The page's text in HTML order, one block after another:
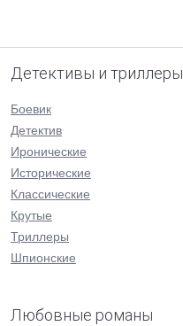
Детективы и триллеры
Боевик
Детектив
Иронические
Исторические
Классические
Крутые
Триллеры
Шпионские
Любовные романы